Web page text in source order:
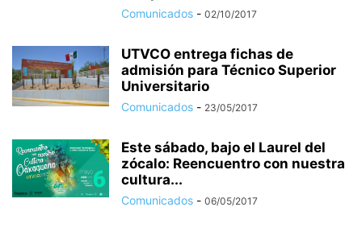
Comunicados - 02/10/2017
UTVCO entrega fichas de
admisión para Técnico Superior
Universitario
Comunicados - 23/05/2017
Este sábado, bajo el Laurel del
zócalo: Reencuentro con nuestra
cultura...
Comunicados - 06/05/2017